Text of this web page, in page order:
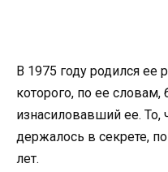
В 1975 году родился ее
которого, по ее
изнасиловавший ее. То,
держалось в секрете,
лет.